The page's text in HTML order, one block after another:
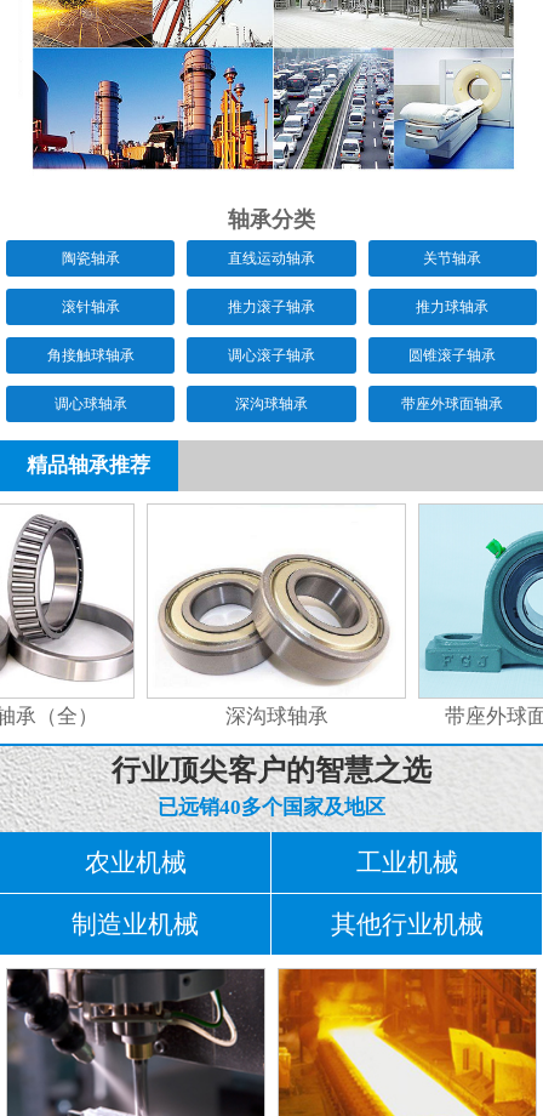
轴承分类
陶瓷轴承 直线运动轴承 关节轴承
滚针轴承 推力滚子轴承 推力球轴承
角接触球轴承 调心滚子轴承 圆锥滚子轴承
调心球轴承 深沟球轴承 带座外球面轴承
精品轴承推荐
（全） 深沟球轴承 带座外球面
行业顶尖客户的智慧之选
已远销40多个国家及地区
农业机械 工业机械
制造业机械 其他行业机械